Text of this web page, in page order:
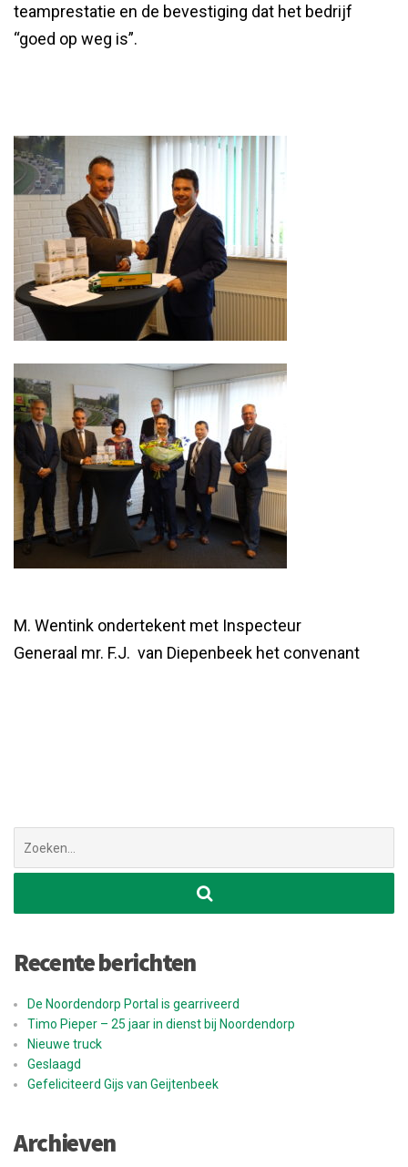
teamprestatie en de bevestiging dat het bedrijf
“goed op weg is”.
M. Wentink ondertekent met Inspecteur
Generaal mr. F.J. van Diepenbeek het convenant
naar:
Recente berichten
De Noordendorp Portal is gearriveerd
Timo Pieper – 25 jaar in dienst bij Noordendorp
Nieuwe truck
Geslaagd
Gefeliciteerd Gijs van Geijtenbeek
Archieven